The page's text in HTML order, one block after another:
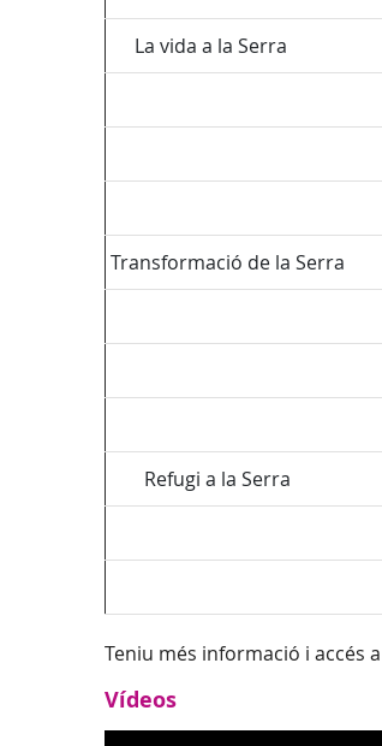
La vida a la Serra
Transformació de la Serra
Refugi a la Serra
Teniu més informació i accés
Vídeos